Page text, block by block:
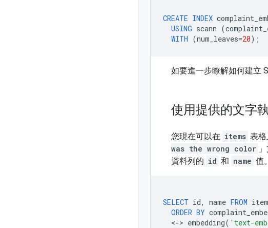
CREATE INDEX
USING scann (
WITH (num_leaves=20);
如要進一步瞭解如何建立
使用提供的文字
您現在可以在 items 表
was the wrong color
資料列的 id 和 name 值。
SELECT id, name FROM
ORDER BY
<-> embedding( 'text-